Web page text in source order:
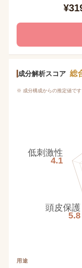
成分解析スコア 総
※ 成分構成からの推定値です
頭皮保護
5.8
低刺激性
4.1
用途